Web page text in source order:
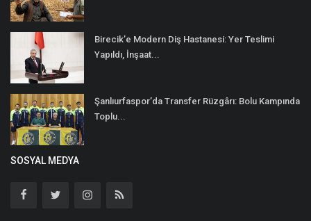
Birecik’e Modern Diş Hastanesi: Yer Teslimi
Yapıldı, İnşaat...
Şanlıurfaspor’da Transfer Rüzgârı: Bolu Kampında
Toplu...
SOSYAL MEDYA